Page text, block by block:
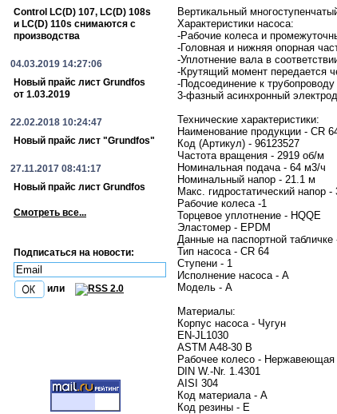
Control LC(D) 107, LC(D) 108s
и LC(D) 110s снимаются с
производства
04.03.2019 14:27:06
Новый прайс лист Grundfos
от 1.03.2019
22.02.2018 10:24:47
Новый прайс лист "Grundfos"
27.11.2017 08:41:17
Новый прайс лист Grundfos
Смотреть все...
Подписаться на новости:
или
Вертикальный
Характеристики насоса:
-Рабочие колеса и
-Головная и нижняя опорная
-Уплотнение вала в
-Крутящий момент передается
-Подсоединение к
3-фазный асинхронный
Технические характеристики:
Наименование продукции - CR
Код (Артикул) - 96123527
Частота вращения - 2919 об/м
Номинальная подача - 64 м3/ч
Номинальный напор - 21.1 м
Макс. гидростатический напор -
Рабочие колеса -1
Торцевое уплотнение - HQQE
Эластомер - EPDM
Данные на паспортной табличке
Тип насоса - CR 64
Ступени - 1
Исполнение насоса - A
Модель - A
Материалы:
Корпус насоса - Чугун
EN-JL1030
ASTM A48-30 B
Рабочее колесо - Нержавеющая
DIN W.-Nr. 1.4301
AISI 304
Код материала - A
Код резины - E